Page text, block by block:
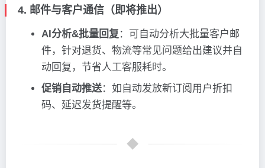
4. 邮件与客户通信（即将推出）
AI分析&批量回复 ：可自动分析大批量客户邮
件，针对退货、物流等常见问题给出建议并自
动回复，节省人工客服耗时。
促销自动推送：如自动发放新订阅用户折扣
码、延迟发货提醒等。